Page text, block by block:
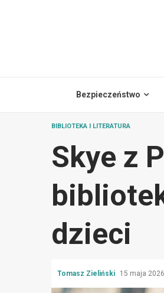
Bezpieczeństwo
BIBLIOTEKA I LITERATURA
Skye z
dzieci
Tomasz Zieliński 15 maja 2026